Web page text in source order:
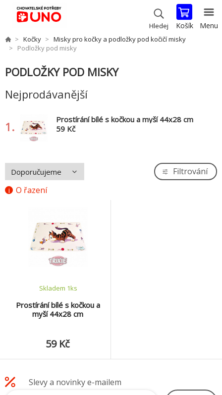
Hledej Košík Menu
Kočky
Misky pro kočky a podložky pod kočičí misky
Podložky pod misky
PODLOŽKY POD MISKY
Nejprodávanější
1.
Prostírání bílé s kočkou a myší 44x28 cm
59 Kč
O řazení
Filtrování
Prostírání bílé s kočkou a
myší 44x28 cm
Skladem 1ks
59 Kč
Slevy a novinky e-mailem